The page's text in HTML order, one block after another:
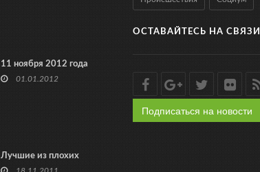
11 ноября 2012 года
01.01.2012
Лучшие из плохих
ОСТАВАЙТЕСЬ НА СВЯЗИ
Подписаться на новости